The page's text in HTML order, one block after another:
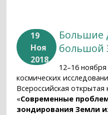
19
Ноя
2018
Большие
большой
12–16
космических
Всероссийская
«Современные
зондирования Земли